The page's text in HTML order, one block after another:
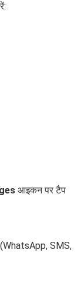
आइकन पर टैप
SMS,